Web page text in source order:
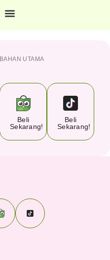
BAHAN UTAMA
Beli
Sekarang!
Beli
Sekarang!